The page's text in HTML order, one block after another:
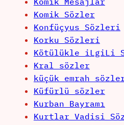
Komik Sözler
Konfüçyus Sözleri
Korku Sözleri
Kötülükle iLgiLi
Kral sözler
küçük emrah
Küfürlü sözler
Kurban Bayramı
Kurtlar Vadisi